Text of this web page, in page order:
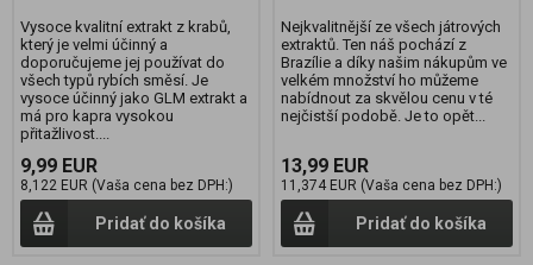
Vysoce kvalitní extrakt z krabů,
který je velmi účinný a
doporučujeme jej používat do
všech typů rybích směsí. Je
vysoce účinný jako GLM extrakt a
má pro kapra vysokou
přitažlivost....
9,99 EUR
8,122 EUR (Vaša cena bez DPH:)
Pridať do košíka
Nejkvalitnější ze všech játrových
extraktů. Ten náš pochází z
Brazílie a díky našim nákupům ve
velkém množství ho můžeme
nabídnout za skvělou cenu v té
nejčistší podobě. Je to opět...
13,99 EUR
11,374 EUR (Vaša cena bez DPH:)
Pridať do košíka